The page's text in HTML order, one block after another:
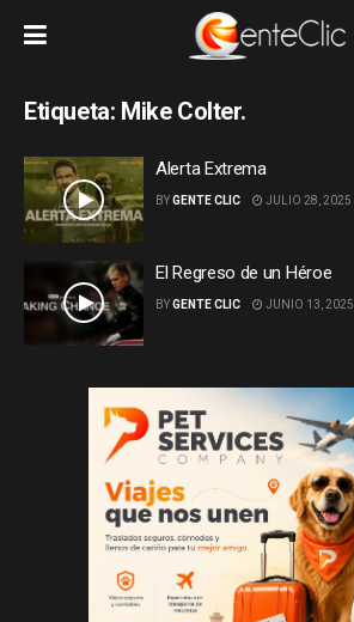
Etiqueta: Mike Colter.
Alerta Extrema
BYGENTE CLIC JULIO 28, 2025
El Regreso de un Héroe
BYGENTE CLIC JUNIO 13, 2025